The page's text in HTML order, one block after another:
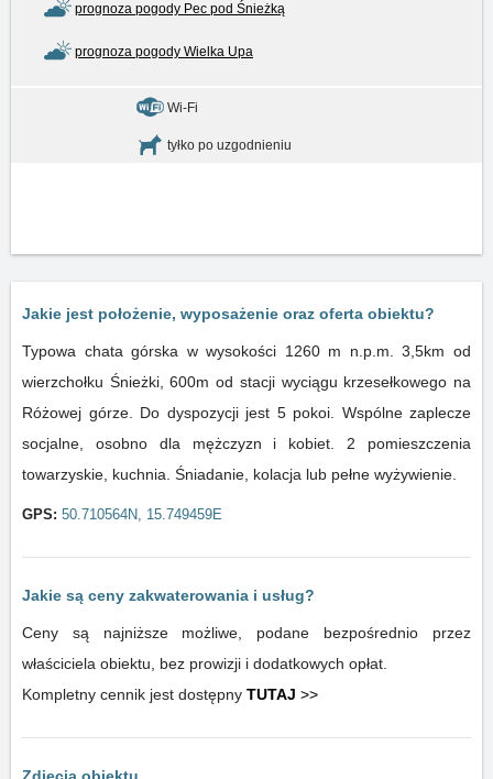
prognoza pogody Pec pod Śnieżką
prognoza pogody Wielka Upa
Wi-Fi
tyłko po uzgodnieniu
Jakie jest położenie, wyposażenie oraz oferta obiektu?
Typowa chata górska w wysokości 1260 m n.p.m. 3,5km od
wierzchołku Śnieżki, 600m od stacji wyciągu krzesełkowego na
Różowej górze. Do dyspozycji jest 5 pokoi. Wspólne zaplecze
socjalne, osobno dla mężczyzn i kobiet. 2 pomieszczenia
towarzyskie, kuchnia. Śniadanie, kolacja lub pełne wyżywienie.
GPS: 50.710564N, 15.749459E
Jakie są ceny zakwaterowania i usług?
Ceny są najniższe możliwe, podane bezpośrednio przez
właściciela obiektu, bez prowizji i dodatkowych opłat.
Kompletny cennik jest dostępny TUTAJ >>